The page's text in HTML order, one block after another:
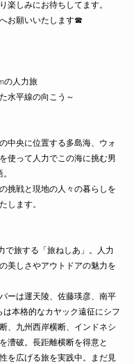
楽しみにお待ちしてます。
お願いいたします☎︎
の人力旅
水平線の向こう～
中央に位置する多島海、ウォ
使って人力でこの海に挑む男
挑戦と現地の人々の暮らしを
します。
で旅する「旅ねしあ」。人力
美しさやアウトドアの魅力を
ーは運天陵、佐藤瑛彦、南平
は本格的なカヤック遠征にシフ
、九州西岸横断、インドネシ
漕破。長距離横断を得意と
を広げる旅を実践中。まだ見